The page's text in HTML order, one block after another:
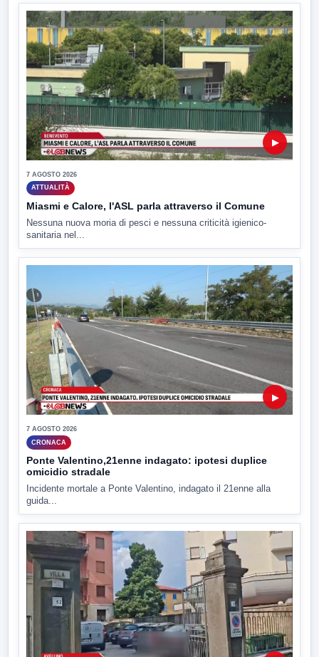
▶
7 AGOSTO 2026
ATTUALITÀ
Miasmi e Calore, l'ASL parla attraverso il Comune
Nessuna nuova moria di pesci e nessuna criticità igienico-
sanitaria nel...
▶
7 AGOSTO 2026
CRONACA
Ponte Valentino,21enne indagato: ipotesi duplice
omicidio stradale
Incidente mortale a Ponte Valentino, indagato il 21enne alla
guida...